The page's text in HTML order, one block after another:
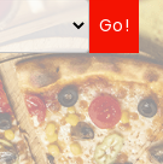
Go!